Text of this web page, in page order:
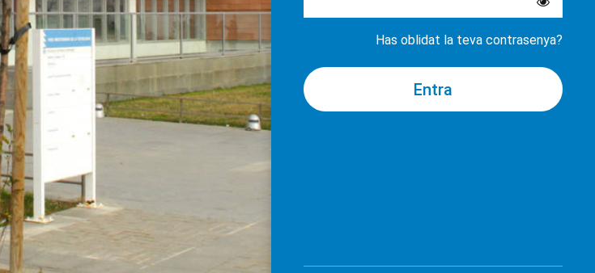
Has oblidat la teva contrasenya?